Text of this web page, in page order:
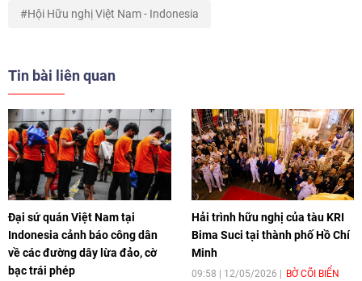
Hội Hữu nghị Việt Nam - Indonesia
Tin bài liên quan
Đại sứ quán Việt Nam tại
Indonesia cảnh báo công dân
về các đường dây lừa đảo, cờ
bạc trái phép
Hải trình hữu nghị của tàu KRI
Bima Suci tại thành phố Hồ Chí
Minh
09:58 | 12/05/2026
BỜ CÕI BIỂN